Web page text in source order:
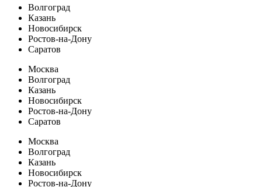
Волгоград
Казань
Новосибирск
Ростов-на-Дону
Саратов
Москва
Волгоград
Казань
Новосибирск
Ростов-на-Дону
Саратов
Москва
Волгоград
Казань
Новосибирск
Ростов-на-Дону